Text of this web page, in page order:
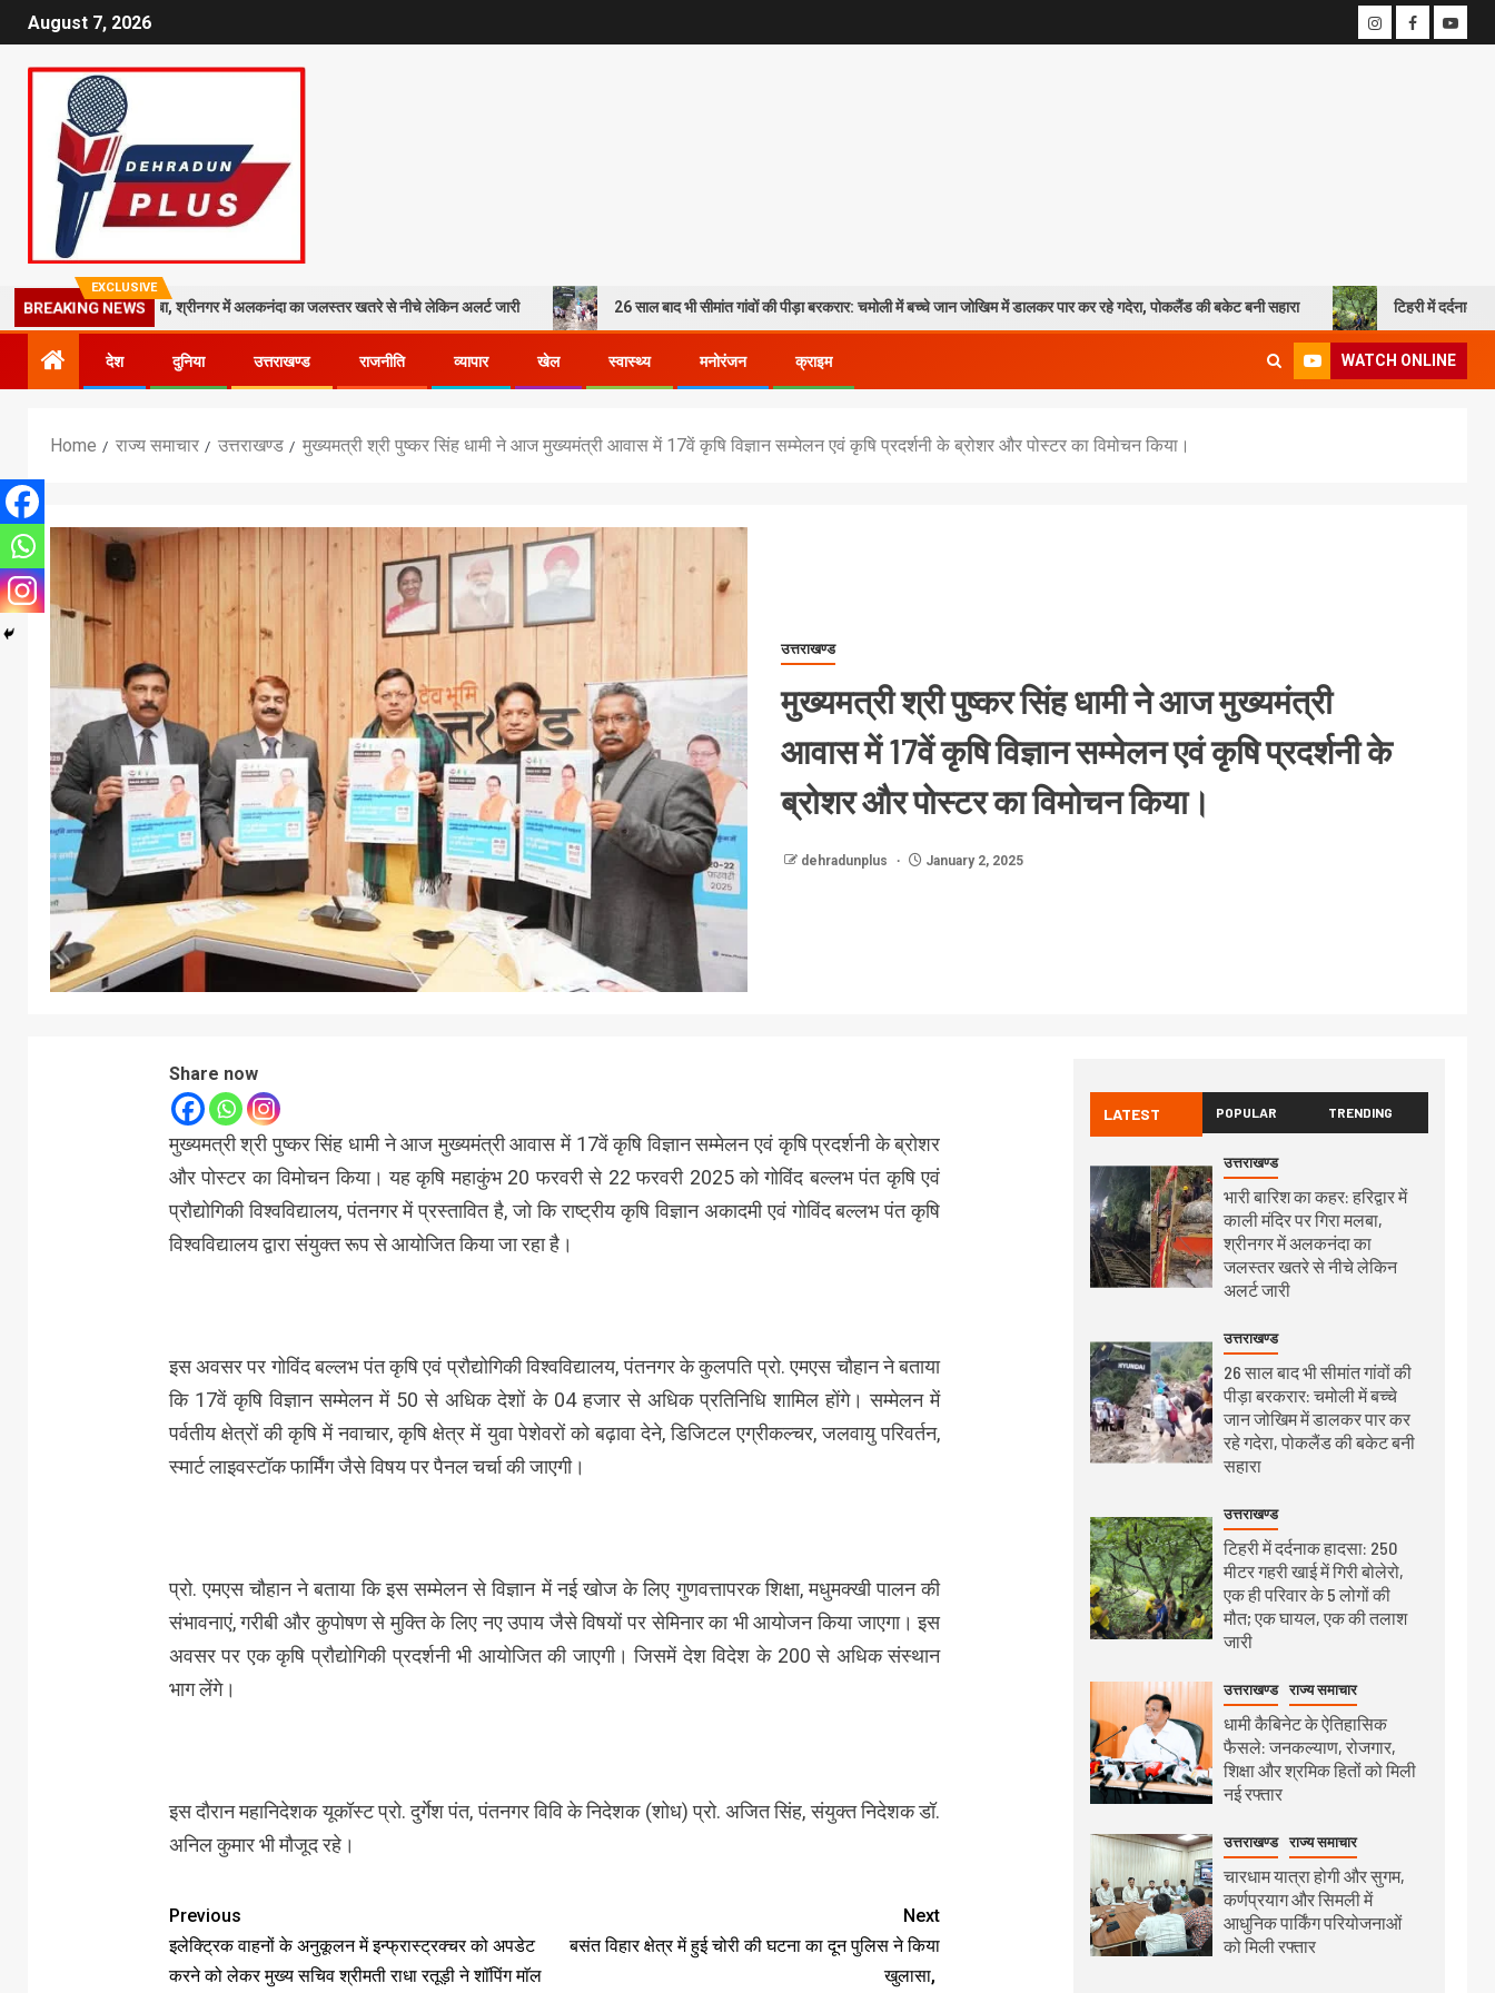
August 7, 2026
EXCLUSIVE
BREAKING NEWS
पर गिरा मलबा, श्रीनगर में अलकनंदा का जलस्तर खतरे से नीचे लेकिन अलर्ट जारी 26 साल बाद भी सीमांत गांवों की पीड़ा बरकरार: चमोली में बच्चे जान जोखिम में डालकर पार कर रहे गदेरा, पोकलैंड की बकेट बनी सहारा टिहरी में दर्दनाक हादसा: 250
देश दुनिया उत्तराखण्ड राजनीति व्यापार खेल स्वास्थ्य मनोरंजन क्राइम WATCH ONLINE
Home राज्य समाचार उत्तराखण्ड मुख्यमत्री श्री पुष्कर सिंह धामी ने आज मुख्यमंत्री आवास में 17वें कृषि विज्ञान सम्मेलन एवं कृषि प्रदर्शनी के ब्रोशर और पोस्टर का विमोचन किया।
उत्तराखण्ड
मुख्यमत्री श्री पुष्कर सिंह धामी ने आज मुख्यमंत्री
आवास में 17वें कृषि विज्ञान सम्मेलन एवं कृषि प्रदर्शनी के
ब्रोशर और पोस्टर का विमोचन किया।
dehradunplus January 2, 2025
Share now
मुख्यमत्री श्री पुष्कर सिंह धामी ने आज मुख्यमंत्री आवास में 17वें कृषि विज्ञान सम्मेलन एवं कृषि प्रदर्शनी के ब्रोशर
और पोस्टर का विमोचन किया। यह कृषि महाकुंभ 20 फरवरी से 22 फरवरी 2025 को गोविंद बल्लभ पंत कृषि एवं
प्रौद्योगिकी विश्वविद्यालय, पंतनगर में प्रस्तावित है, जो कि राष्ट्रीय कृषि विज्ञान अकादमी एवं गोविंद बल्लभ पंत कृषि
विश्वविद्यालय द्वारा संयुक्त रूप से आयोजित किया जा रहा है।
इस अवसर पर गोविंद बल्लभ पंत कृषि एवं प्रौद्योगिकी विश्वविद्यालय, पंतनगर के कुलपति प्रो. एमएस चौहान ने बताया
कि 17वें कृषि विज्ञान सम्मेलन में 50 से अधिक देशों के 04 हजार से अधिक प्रतिनिधि शामिल होंगे। सम्मेलन में
पर्वतीय क्षेत्रों की कृषि में नवाचार, कृषि क्षेत्र में युवा पेशेवरों को बढ़ावा देने, डिजिटल एग्रीकल्चर, जलवायु परिवर्तन,
स्मार्ट लाइवस्टॉक फार्मिंग जैसे विषय पर पैनल चर्चा की जाएगी।
प्रो. एमएस चौहान ने बताया कि इस सम्मेलन से विज्ञान में नई खोज के लिए गुणवत्तापरक शिक्षा, मधुमक्खी पालन की
संभावनाएं, गरीबी और कुपोषण से मुक्ति के लिए नए उपाय जैसे विषयों पर सेमिनार का भी आयोजन किया जाएगा। इस
अवसर पर एक कृषि प्रौद्योगिकी प्रदर्शनी भी आयोजित की जाएगी। जिसमें देश विदेश के 200 से अधिक संस्थान
भाग लेंगे।
इस दौरान महानिदेशक यूकॉस्ट प्रो. दुर्गेश पंत, पंतनगर विवि के निदेशक (शोध) प्रो. अजित सिंह, संयुक्त निदेशक डॉ.
अनिल कुमार भी मौजूद रहे।
Previous
इलेक्ट्रिक वाहनों के अनुकूलन में इन्फ्रास्ट्रक्चर को अपडेट
करने को लेकर मुख्य सचिव श्रीमती राधा रतूड़ी ने शाॅपिंग माॅल
Next
बसंत विहार क्षेत्र में हुई चोरी की घटना का दून पुलिस ने किया
खुलासा,
LATEST POPULAR TRENDING
उत्तराखण्ड
भारी बारिश का कहर: हरिद्वार में
काली मंदिर पर गिरा मलबा,
श्रीनगर में अलकनंदा का
जलस्तर खतरे से नीचे लेकिन
अलर्ट जारी
उत्तराखण्ड
26 साल बाद भी सीमांत गांवों की
पीड़ा बरकरार: चमोली में बच्चे
जान जोखिम में डालकर पार कर
रहे गदेरा, पोकलैंड की बकेट बनी
सहारा
उत्तराखण्ड
टिहरी में दर्दनाक हादसा: 250
मीटर गहरी खाई में गिरी बोलेरो,
एक ही परिवार के 5 लोगों की
मौत; एक घायल, एक की तलाश
जारी
उत्तराखण्ड राज्य समाचार
धामी कैबिनेट के ऐतिहासिक
फैसले: जनकल्याण, रोजगार,
शिक्षा और श्रमिक हितों को मिली
नई रफ्तार
उत्तराखण्ड राज्य समाचार
चारधाम यात्रा होगी और सुगम,
कर्णप्रयाग और सिमली में
आधुनिक पार्किंग परियोजनाओं
को मिली रफ्तार